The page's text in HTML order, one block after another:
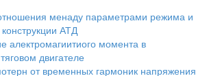
менаду параметрами режима и
АТД
алектромагиитиого момента в
двигателе
от временных гармоник напряжения